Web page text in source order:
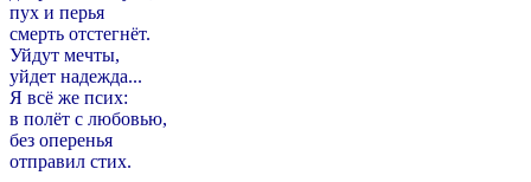
пух и перья
смерть отстегнёт.
Уйдут мечты,
уйдет надежда...
Я всё же псих:
в полёт с любовью,
без оперенья
отправил стих.